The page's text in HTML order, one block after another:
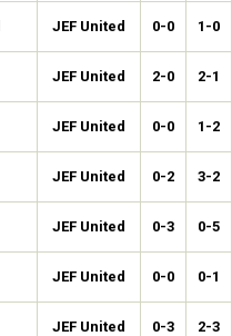
JEF United 0-0 1-0
JEF United 2-0 2-1
JEF United 0-0 1-2
JEF United 0-2 3-2
JEF United 0-3 0-5
JEF United 0-0 0-1
JEF United 0-3 2-3